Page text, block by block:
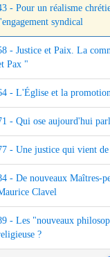
- Pour un réalisme
syndical
- Justice et Paix. La
Pax "
- L'Église et la
- Qui ose aujourd'hui
- Une justice qui vient
- De nouveaux Maîtres-
Clavel
- Les "nouveaux
?